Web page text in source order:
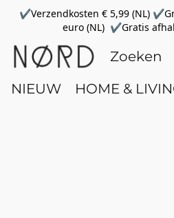
✔Verzendkosten € 5,99 (NL)
euro (NL) ✔Gratis
NIEUW HOME &